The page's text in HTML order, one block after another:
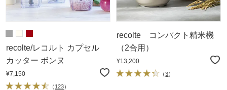
recolte/レコルト カプセル
カッター ボンヌ
¥7,150
（ 123）
recolte コンパクト精米機
（2合用）
¥13,200
（3）